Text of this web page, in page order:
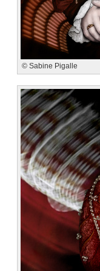
© Sabine Pigalle